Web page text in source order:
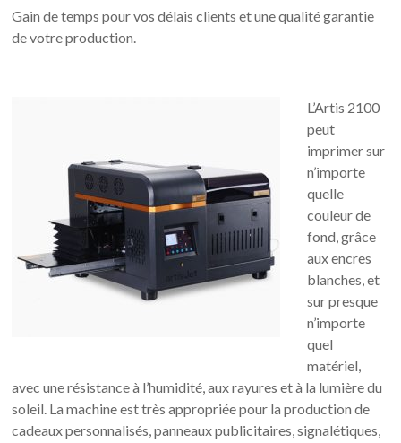
Gain de temps pour vos délais clients et une qualité garantie
de votre production.
L’Artis 2100
peut
imprimer sur
n’importe
quelle
couleur de
fond, grâce
aux encres
blanches, et
sur presque
n’importe
quel
matériel,
avec une résistance à l’humidité, aux rayures et à la lumière du
soleil. La machine est très appropriée pour la production de
cadeaux personnalisés, panneaux publicitaires, signalétiques,